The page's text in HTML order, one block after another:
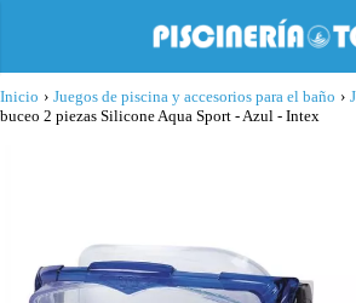
Inicio › Juegos de piscina y accesorios para el baño ›
buceo 2 piezas Silicone Aqua Sport - Azul - Intex